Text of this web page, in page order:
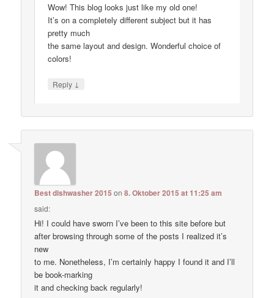
Wow! This blog looks just like my old one!
It’s on a completely different subject but it has
pretty much
the same layout and design. Wonderful choice of
colors!
Reply ↓
Best dishwasher 2015 on8. Oktober 2015 at 11:25 am
said:
Hi! I could have sworn I’ve been to this site before but
after browsing through some of the posts I realized it’s
new
to me. Nonetheless, I’m certainly happy I found it and I’ll
be book-marking
it and checking back regularly!